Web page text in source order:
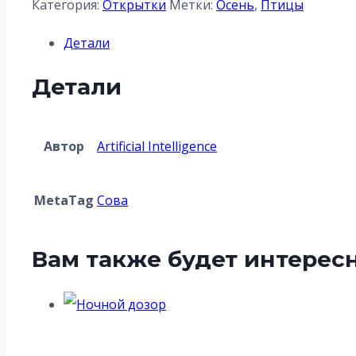
Категория: Открытки Метки: Осень, Птицы
Детали
Детали
Автор Artificial Intelligence
MetaTag Сова
Вам также будет